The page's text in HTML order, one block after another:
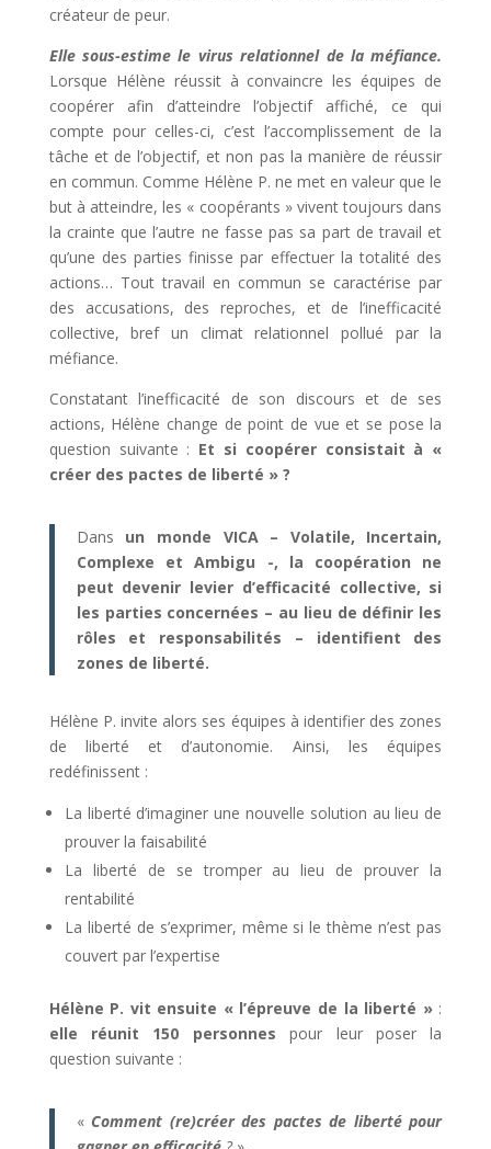
créateur de peur.
Elle sous-estime le virus relationnel de la méfiance.
Lorsque Hélène réussit à convaincre les équipes de
coopérer afin d’atteindre l’objectif affiché, ce qui
compte pour celles-ci, c’est l’accomplissement de la
tâche et de l’objectif, et non pas la manière de réussir
en commun. Comme Hélène P. ne met en valeur que le
but à atteindre, les « coopérants » vivent toujours dans
la crainte que l’autre ne fasse pas sa part de travail et
qu’une des parties finisse par effectuer la totalité des
actions… Tout travail en commun se caractérise par
des accusations, des reproches, et de l’inefficacité
collective, bref un climat relationnel pollué par la
méfiance.
Constatant l’inefficacité de son discours et de ses
actions, Hélène change de point de vue et se pose la
question suivante : Et si coopérer consistait à «
créer des pactes de liberté » ?
Dans un monde VICA – Volatile, Incertain,
Complexe etAmbigu
-, la coopération ne
peut devenir levier d’efficacité collective, si
les parties concernées – au lieu de définir les
rôles et responsabilités – identifient des
zones de liberté.
Hélène P. invite alors ses équipes à identifier des zones
de liberté et d’autonomie. Ainsi, les équipes
redéfinissent :
La liberté d’imaginer une nouvelle solution au lieu de
prouver la faisabilité
La liberté de se tromper au lieu de prouver la
rentabilité
La liberté de s’exprimer, même si le thème n’est pas
couvert par l’expertise
Hélène P. vit ensuite « l’épreuve de la liberté » :
elle réunit 150 personnes pour leur poser la
question suivante :
« Comment (re)créer des pactes de liberté pour